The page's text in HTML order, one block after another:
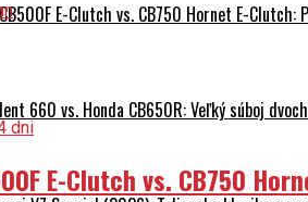
E-Clutch vs. CB750 Hornet E-
660 vs. Honda CB650R: Veľký súboj
dni
E-Clutch vs. CB750